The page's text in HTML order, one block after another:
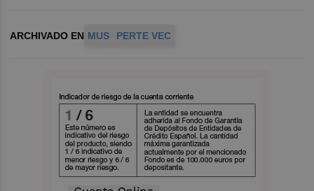
ARCHIVADO EN MUS PERTE VEC